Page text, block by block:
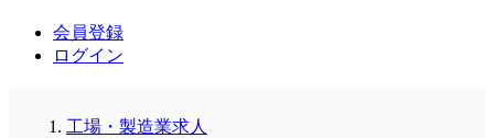
会員登録
ログイン
工場・製造業求人